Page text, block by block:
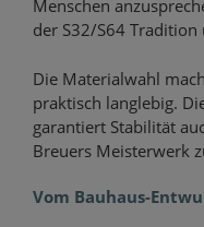
Menschen
der S32/S64
Die Materialwahl
praktisch langlebig.
garantiert Stabilität
Breuers Meisterwerk
Vom Bauhaus-